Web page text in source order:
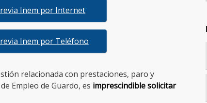
Inem por Internet
Inem por Teléfono
relacionada con prestaciones, paro y
Empleo de Guardo, es imprescindible solicitar